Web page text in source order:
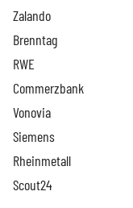
Zalando
Brenntag
RWE
Commerzbank
Vonovia
Siemens
Rheinmetall
Scout24